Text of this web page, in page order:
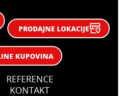
PRODAJNE LOKACIJE
KUPOVINA
REFERENCE
KONTAKT